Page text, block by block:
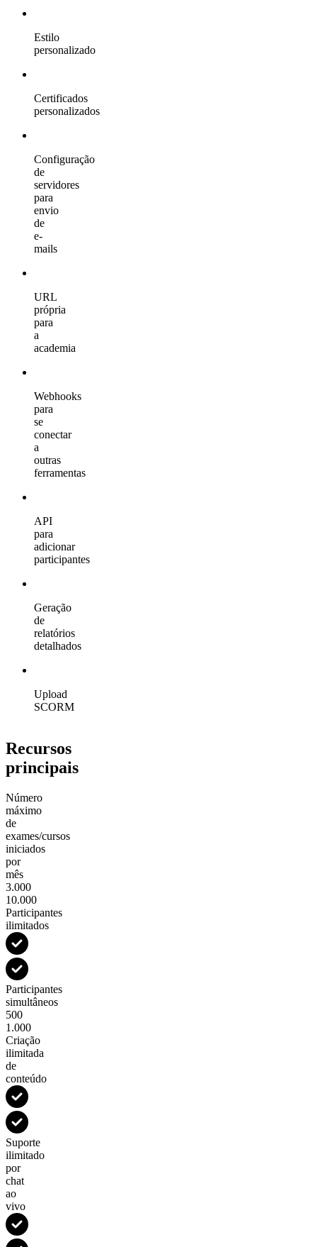
Estilo
personalizado
Certificados
personalizados
Configuração
de
servidores
para
envio
de
e-
mails
URL
própria
para
a
academia
Webhooks
para
se
conectar
a
outras
ferramentas
API
para
adicionar
participantes
Geração
de
relatórios
detalhados
Upload
SCORM
Recursos
principais
Número
máximo
de
exames/cursos
iniciados
por
mês
3.000
10.000
Participantes
ilimitados
Participantes
simultâneos
500
1.000
Criação
ilimitada
de
conteúdo
Suporte
ilimitado
por
chat
ao
vivo